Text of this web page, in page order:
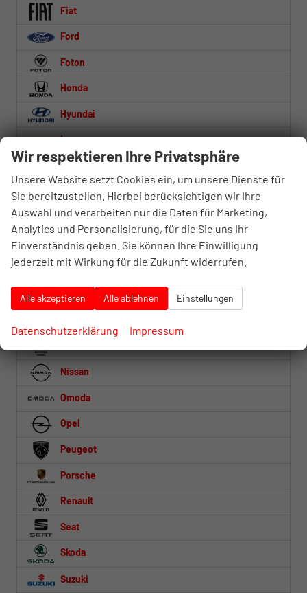
Fiat
Ford
Foton
Honda
Hyundai
Iveco
Jaecoo
Jeep
Kia
Lynk & Co
MAN
Mercedes-Benz
Nissan
Omoda
Opel
Peugeot
Porsche
Renault
Seat
Skoda
Suzuki
Wir respektieren Ihre Privatsphäre
Unsere Website setzt Cookies ein, um unsere Dienste für
Sie bereitzustellen. Hierbei berücksichtigen wir Ihre
Auswahl und verarbeiten nur die Daten für Marketing,
Analytics und Personalisierung, für die Sie uns Ihr
Einverständnis geben. Sie können Ihre Einwilligung
jederzeit mit Wirkung für die Zukunft widerrufen.
Alle akzeptieren Alle ablehnen Einstellungen
Datenschutzerklärung Impressum